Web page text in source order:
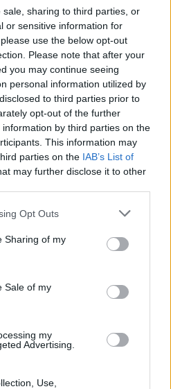
sharing to third parties, or
or sensitive information for
use the below opt-out
Please note that after your
you may continue seeing
personal information utilized by
to third parties prior to
opt-out of the further
by third parties on the
This information may
parties on the IAB’s List of
may further disclose it to other
app uses one or more Google
behaviour. You may click to
and its third-party tags to
purposes in below Google
Opt Outs
Sharing of my
Sale of my
my
Advertising.
Use,
casting per comparse in
la grande sfida della vela
di Olbia, sequestrati
dei 5 centri di riferimento
arriva il Campo Base:
Palau: grande
il suo racconto